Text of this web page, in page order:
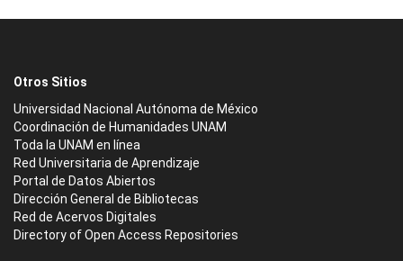
Otros Sitios
Universidad Nacional Autónoma de México
Coordinación de Humanidades UNAM
Toda la UNAM en línea
Red Universitaria de Aprendizaje
Portal de Datos Abiertos
Dirección General de Bibliotecas
Red de Acervos Digitales
Directory of Open Access Repositories